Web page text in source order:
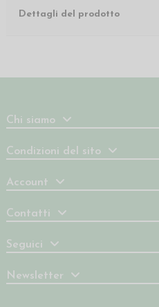
Dettagli del prodotto
Chi siamo
Condizioni del sito
Account
Contatti
Seguici
Newsletter